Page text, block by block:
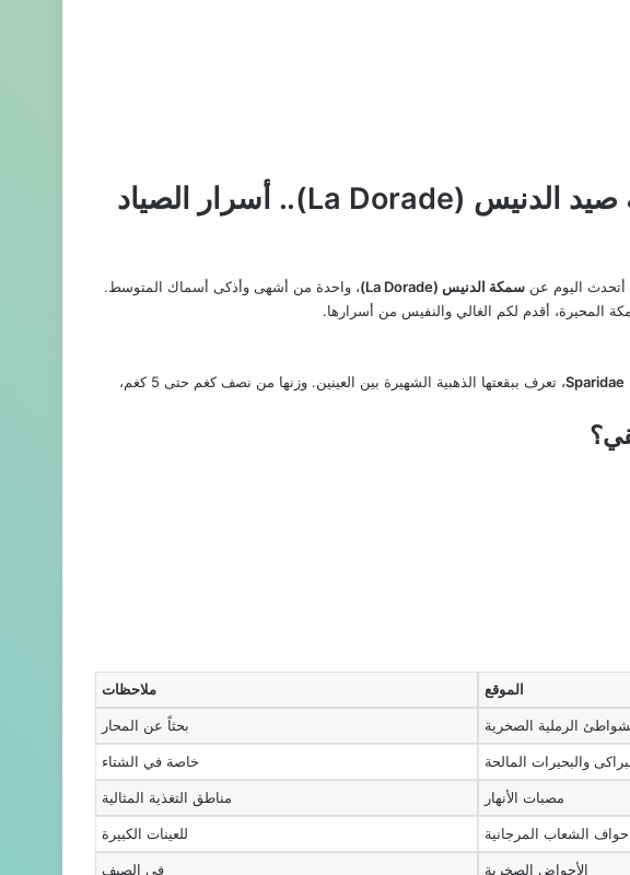
الغالي والنفيس في كيفية صيد الدنيس (La Dorade).. أسرار الصياد
أتحدث اليوم عن سمكة الدنيس (La Dorade)
، واحدة من أشهى وأذكى أسماك المتوسط.
أقدم لكم الغالي والنفيس من أسرارها.
Sparidae
، تعرف ببقعتها الذهبية الشهيرة بين العينين. وزنها من نصف كغم حتى 5 كغم،
الموقع ملاحظات
الرملية الصخرية بحثاً عن المحار
والبحيرات المالحة خاصة في الشتاء
مصبات الأنهار مناطق التغذية المثالية
حواف الشعاب المرجانية للعينات الكبيرة
الأحواض الصخرية في الصيف